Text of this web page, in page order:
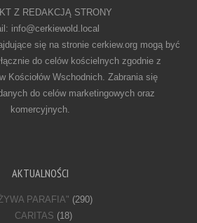
Z REDAKCJĄ STRONY
info@cerkiewold.local
się na stronie cerkiew.org mogą być
do celów kościelnych zgodnie z
Kościołów Wschodnich. Zabrania się
do celów marketingowych oraz
komercyjnych.
AKTUALNOŚCI
PARAFIA" (290)
CARITAS (18)